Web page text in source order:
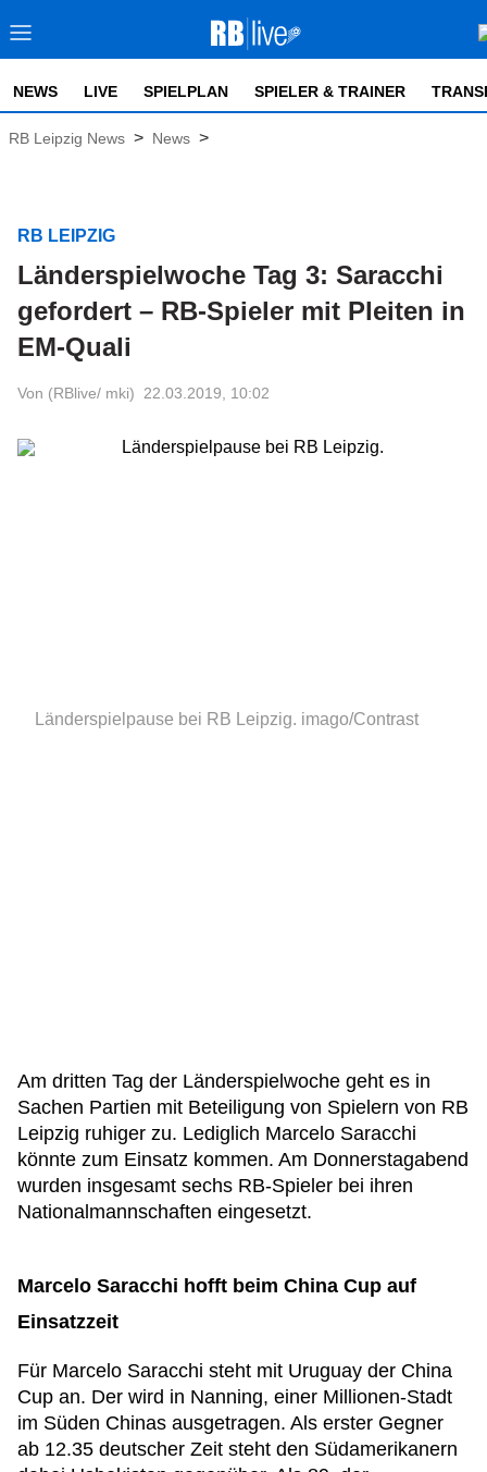
NEWS LIVE SPIELPLAN SPIELER & TRAINER
RB Leipzig News > News >
RB LEIPZIG
Länderspielwoche Tag 3: Saracchi
gefordert – RB-Spieler mit Pleiten in
EM-Quali
Von (RBlive/ mki) 22.03.2019, 10:02
Länderspielpause bei RB Leipzig. imago/Contrast
Am dritten Tag der Länderspielwoche geht es in
Sachen Partien mit Beteiligung von Spielern von RB
Leipzig ruhiger zu. Lediglich Marcelo Saracchi
könnte zum Einsatz kommen. Am Donnerstagabend
wurden insgesamt sechs RB-Spieler bei ihren
Nationalmannschaften eingesetzt.
Marcelo Saracchi hofft beim China Cup auf
Einsatzzeit
Für Marcelo Saracchi steht mit Uruguay der China
Cup an. Der wird in Nanning, einer Millionen-Stadt
im Süden Chinas ausgetragen. Als erster Gegner
ab 12.35 deutscher Zeit steht den Südamerikanern